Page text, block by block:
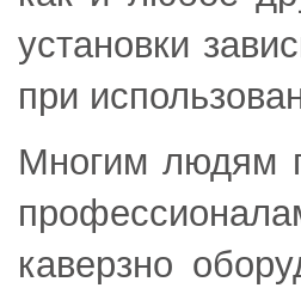
установки
при
Многим людям
каверзно